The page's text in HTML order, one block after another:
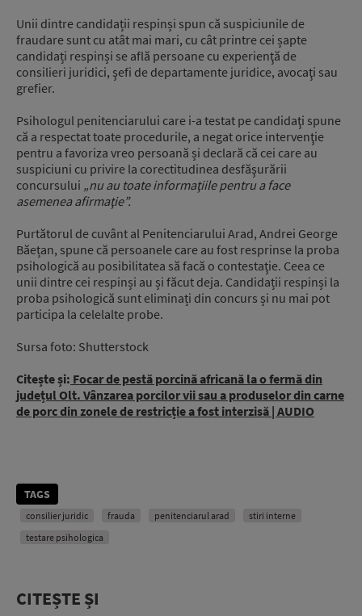
Unii dintre candidații respinși spun că suspiciunile de
fraudare sunt cu atât mai mari, cu cât printre cei șapte
candidați respinși se află persoane cu experienţă de
consilieri juridici, şefi de departamente juridice, avocaţi sau
grefier.
Psihologul penitenciarului care i-a testat pe candidaţi spune
că a respectat toate procedurile, a negat orice intervenţie
pentru a favoriza vreo persoană și declară că cei care au
suspiciuni cu privire la corectitudinea desfăşurării
concursului „nu au toate informaţiile pentru a face
asemenea afirmaţie”.
Purtătorul de cuvânt al Penitenciarului Arad, Andrei George
Băețan, spune că persoanele care au fost resprinse la proba
psihologică au posibilitatea să facă o contestaţie. Ceea ce
unii dintre cei respinși au și făcut deja. Candidații respinși la
proba psihologică sunt eliminați din concurs și nu mai pot
participa la celelalte probe.
Sursa foto: Shutterstock
Citește și: Focar de pestă porcină africană la o fermă din
județul Olt. Vânzarea porcilor vii sau a produselor din carne
de porc din zonele de restricție a fost interzisă | AUDIO
TAGS
consilier juridic frauda penitenciarul arad
stiri interne
testare psihologica
CITEȘTE ȘI